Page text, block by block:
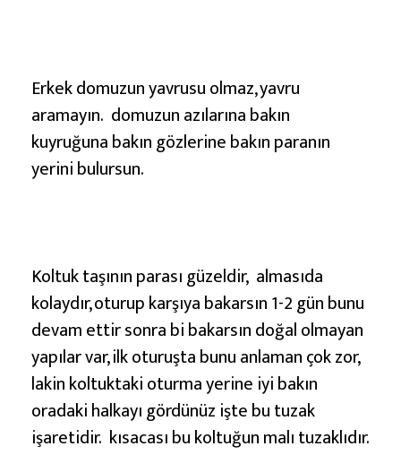
Erkek domuzun yavrusu olmaz, yavru
aramayın. domuzun azılarına bakın
kuyruğuna bakın gözlerine bakın paranın
yerini bulursun.
Koltuk taşının parası güzeldir, almasıda
kolaydır, oturup karşıya bakarsın 1-2 gün bunu
devam ettir sonra bi bakarsın doğal olmayan
yapılar var, ilk oturuşta bunu anlaman çok zor,
lakin koltuktaki oturma yerine iyi bakın
oradaki halkayı gördünüz işte bu tuzak
işaretidir. kısacası bu koltuğun malı tuzaklıdır.